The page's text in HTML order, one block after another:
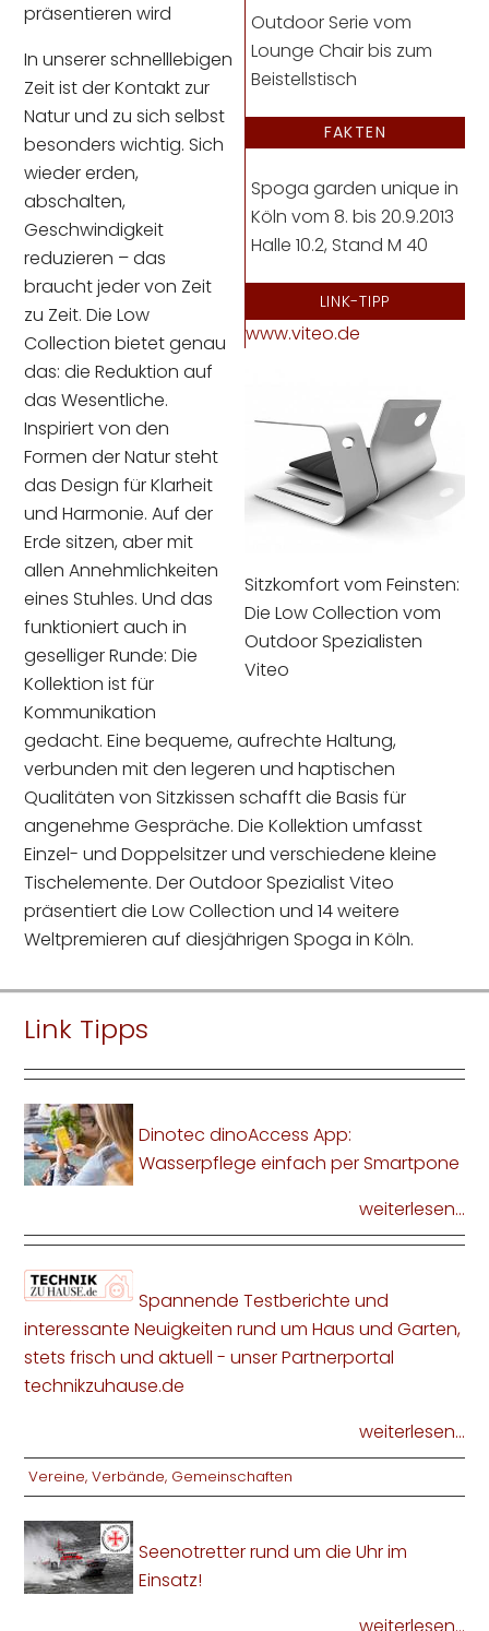
Outdoor Serie vom
Lounge Chair bis zum
Beistellstisch
FAKTEN
Spoga garden unique in
Köln vom 8. bis 20.9.2013
Halle 10.2, Stand M 40
LINK-TIPP
www.viteo.de
Sitzkomfort vom Feinsten:
Die Low Collection vom
Outdoor Spezialisten
Viteo
präsentieren wird
In unserer schnelllebigen
Zeit ist der Kontakt zur
Natur und zu sich selbst
besonders wichtig. Sich
wieder erden,
abschalten,
Geschwindigkeit
reduzieren – das
braucht jeder von Zeit
zu Zeit. Die Low
Collection bietet genau
das: die Reduktion auf
das Wesentliche.
Inspiriert von den
Formen der Natur steht
das Design für Klarheit
und Harmonie. Auf der
Erde sitzen, aber mit
allen Annehmlichkeiten
eines Stuhles. Und das
funktioniert auch in
geselliger Runde: Die
Kollektion ist für
Kommunikation
gedacht. Eine bequeme, aufrechte Haltung,
verbunden mit den legeren und haptischen
Qualitäten von Sitzkissen schafft die Basis für
angenehme Gespräche. Die Kollektion umfasst
Einzel- und Doppelsitzer und verschiedene kleine
Tischelemente. Der Outdoor Spezialist Viteo
präsentiert die Low Collection und 14 weitere
Weltpremieren auf diesjährigen Spoga in Köln.
Link Tipps
Dinotec dinoAccess App:
Wasserpflege einfach per Smartpone
weiterlesen...
Spannende Testberichte und
interessante Neuigkeiten rund um Haus und Garten,
stets frisch und aktuell - unser Partnerportal
technikzuhause.de
weiterlesen...
Vereine, Verbände, Gemeinschaften
Seenotretter rund um die Uhr im
Einsatz!